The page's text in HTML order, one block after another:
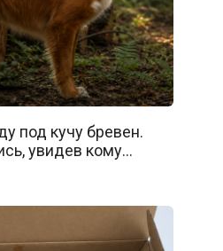
под кучу бревен.
увидев кому…